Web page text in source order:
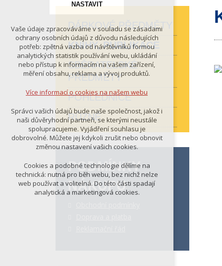
DÁRKOVÉ PŘEDMĚTY
KNIHY, PUBLIKACE
SBĚRATELSKÉ
PŘEDMĚTY
POHLEDNICE
RŮZNÉ
PODMÍNKY
NÁKUPU
NASTAVIT
Technická cookies
nutná pro provozování webu
udržení kontextu stránek (session):
případná přihlášení, volby jazyka, apod.
Volitelná cookies
analytická pro anonymizované
vyhodnocení návštěvnosti
marketingová cookies (Google)
Více informací o cookies na našem webu
ODMÍTNOUT VŠE
Vaše údaje zpracováváme v souladu se zásadami
ochrany osobních údajů z důvodu následujících
potřeb: zpětná vazba od návštěvníků formou
analytických statistik používání webu, ukládání
nebo přístup k informacím na vašem zařízení,
měření obsahu, reklama a vývoj produktů.
Více informací o cookies na našem webu
Správci vašich údajů bude naše společnost, jakož i
naši důvěryhodní partneři, se kterými neustále
spolupracujeme. Vyjádření souhlasu je
dobrovolné. Můžete jej kdykoli zrušit nebo obnovit
změnou nastavení vašich cookies.
Cookies a podobné technologie dělíme na
technická: nutná pro běh webu, bez nichž nelze
web používat a volitelná. Do této části spadají
analytická a marketingová cookies.